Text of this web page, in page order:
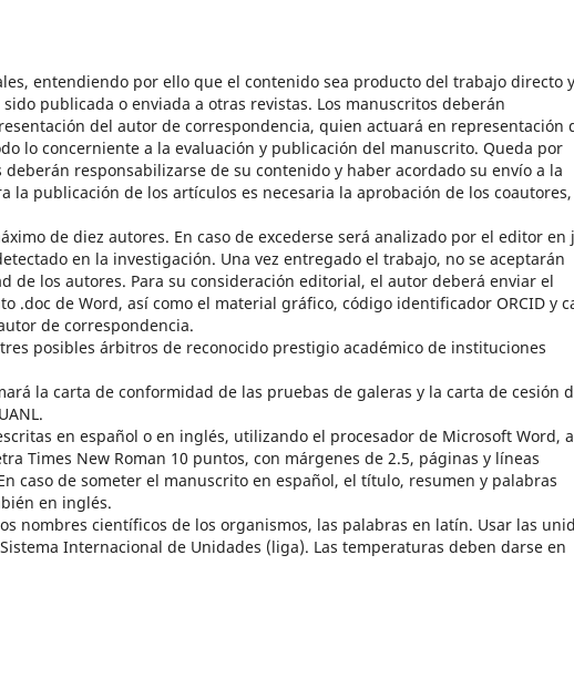
entendiendo por ello que el contenido sea producto del trabajo directo y
publicada o enviada a otras revistas. Los manuscritos deberán
del autor de correspondencia, quien actuará en representación
lo concerniente a la evaluación y publicación del manuscrito. Queda por
responsabilizarse de su contenido y haber acordado su envío a la
la publicación de los artículos es necesaria la aprobación de los
de diez autores. En caso de excederse será analizado por el editor en
en la investigación. Una vez entregado el trabajo, no se aceptarán
de los autores. Para su consideración editorial, el autor deberá enviar el
.doc de Word, así como el material gráfico, código identificador ORCID y
de correspondencia.
posibles árbitros de reconocido prestigio académico de instituciones
la carta de conformidad de las pruebas de galeras y la carta de cesión
en español o en inglés, utilizando el procesador de Microsoft Word, a
Times New Roman 10 puntos, con márgenes de 2.5, páginas y líneas
caso de someter el manuscrito en español, el título, resumen y palabras
en inglés.
nombres científicos de los organismos, las palabras en latín. Usar las
Internacional de Unidades (liga). Las temperaturas deben darse en